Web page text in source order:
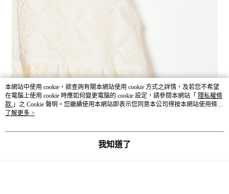
本網站中使用 cookie，欲查詢有關本網站使用 cookie 方式之詳情，及若您不希望
在電腦上使用 cookie 時應如何變更電腦的 cookie 設定，請參閱本網站「 隱私權條
款 」之 Cookie 聲明。您繼續使用本網站即表示您同意本公司得按本網站使用條款
之 Cookie 聲明使用 cookie。
了解更多 >
我知道了